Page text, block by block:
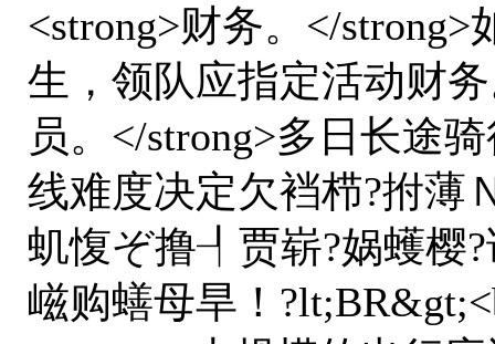
<strong>财务。</
生，领队应指定活动财
员。</strong>多日长途
线难度决定欠裆栉?拊薄
虮愎ぞ撸┦贾崭?娲蠖樱
嵫购蟮母旱！